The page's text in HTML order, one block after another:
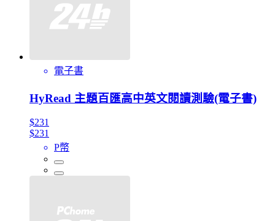
電子書
HyRead 主題百匯高中英文閱讀測驗(電子書)
$231
$231
P幣